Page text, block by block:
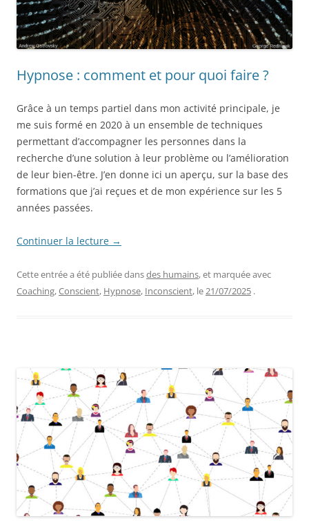
Hypnose : comment et pour quoi faire ?
Grâce à un temps partiel dans mon activité principale, je
me suis formé en 2020 à un ensemble de techniques
permettant d’accompagner les personnes dans la
recherche d’une solution à leur problème ou l’amélioration
de leur bien-être. J’en donne ici un aperçu, sur la base des
formations que j’ai reçues et de mon expérience sur les 5
années passées.
Continuer la lecture →
Cette entrée a été publiée dansdes humains, et marquée avec
Coaching,Conscient, Hypnose, Inconscient, le 21/07/2025 .